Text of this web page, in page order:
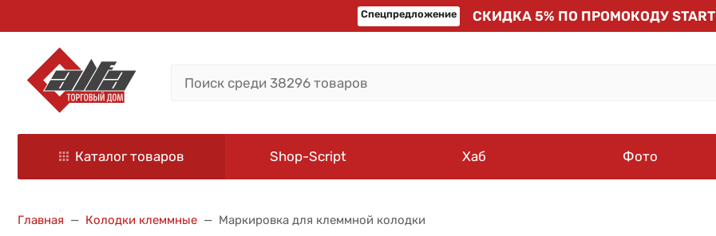
Спецпредложение СКИДКА 5% ПО ПРОМОКОДУ START
Каталог товаров Shop-Script Хаб Фото
Главная Колодки клеммные Маркировка для клеммной колодки